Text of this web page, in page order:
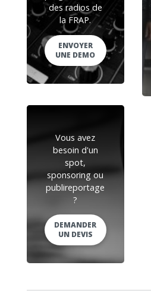
des radios de
la FRAP.
ENVOYER
UNE DEMO
Vous avez
besoin d'un
spot,
sponsoring ou
publireportage
?
DEMANDER
UN DEVIS